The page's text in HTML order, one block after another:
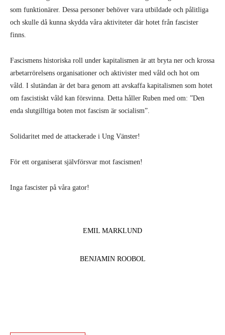
som funktionärer. Dessa personer behöver vara utbildade och pålitliga
och skulle då kunna skydda våra aktiviteter där hotet från fascister
finns.
Fascismens historiska roll under kapitalismen är att bryta ner och krossa
arbetarrörelsens organisationer och aktivister med våld och hot om
våld. I slutändan är det bara genom att avskaffa kapitalismen som hotet
om fascistiskt våld kan försvinna. Detta håller Ruben med om: ”Den
enda slutgilltiga boten mot fascism är socialism”.
Solidaritet med de attackerade i Ung Vänster!
För ett organiserat självförsvar mot fascismen!
Inga fascister på våra gator!
EMIL MARKLUND
BENJAMIN ROOBOL